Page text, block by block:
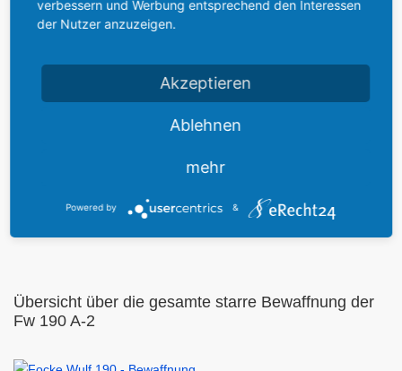
Daumenschalter für Luftschraubenverstellung
Kippwechselschalter für Sprengsatz FuG 25a
Übersicht über die gesamte starre Bewaffnung der
Fw 190 A-2
verbessern und Werbung entsprechend den Interessen
der Nutzer anzuzeigen.
Akzeptieren
Ablehnen
mehr
Powered by &